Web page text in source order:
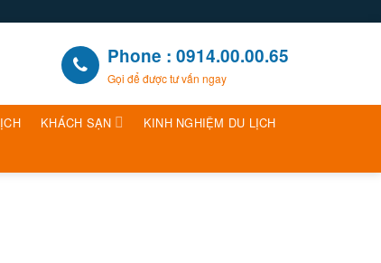
Phone : 0914.00.00.65
Gọi để được tư vấn ngay
KHÁCH SẠN
KINH NGHIỆM DU LỊCH